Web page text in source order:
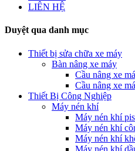
LIÊN HỆ
Duyệt qua danh mục
Thiết bị sửa chữa xe máy
Bàn nâng xe máy
Cầu nâng xe
Cầu nâng xe
Thiết Bị Công Nghiệp
Máy nén khí
Máy nén khí
Máy nén khí
Máy nén khí
Máy nén khí